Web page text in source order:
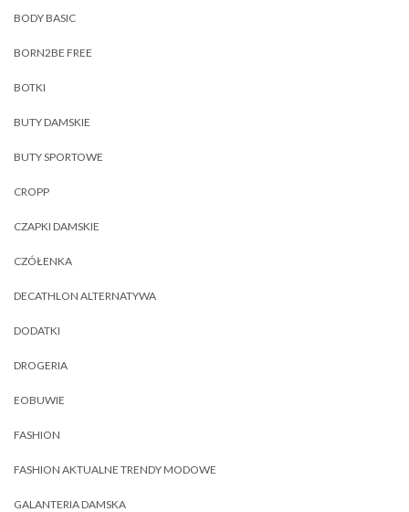
BODY BASIC
BORN2BE FREE
BOTKI
BUTY DAMSKIE
BUTY SPORTOWE
CROPP
CZAPKI DAMSKIE
CZÓŁENKA
DECATHLON ALTERNATYWA
DODATKI
DROGERIA
EOBUWIE
FASHION
FASHION AKTUALNE TRENDY MODOWE
GALANTERIA DAMSKA